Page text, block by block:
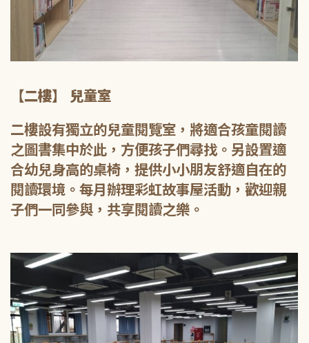
【二樓】 兒童室
二樓設有獨立的兒童閱覽室，將適合孩童閱讀
之圖書集中於此，方便孩子們尋找。另設置適
合幼兒身高的桌椅，提供小小朋友舒適自在的
閱讀環境。每月辦理彩虹故事屋活動，歡迎親
子們一同參與，共享閱讀之樂。